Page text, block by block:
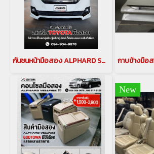
กันชนหน้ามือสอง ALPHARD SC 2015(copy)
New